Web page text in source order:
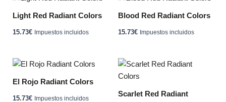
Light Red Radiant Colors
15.73€ Impuestos incluidos
Blood Red Radiant Colors
15.73€ Impuestos incluidos
El Rojo Radiant Colors
15.73€ Impuestos incluidos
Scarlet Red Radiant